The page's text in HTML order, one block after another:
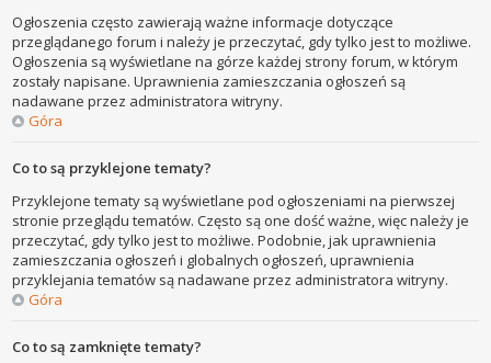
Ogłoszenia często zawierają ważne informacje dotyczące
przeglądanego forum i należy je przeczytać, gdy tylko jest to możliwe.
Ogłoszenia są wyświetlane na górze każdej strony forum, w którym
zostały napisane. Uprawnienia zamieszczania ogłoszeń są
nadawane przez administratora witryny.
Góra
Co to są przyklejone tematy?
Przyklejone tematy są wyświetlane pod ogłoszeniami na pierwszej
stronie przeglądu tematów. Często są one dość ważne, więc należy je
przeczytać, gdy tylko jest to możliwe. Podobnie, jak uprawnienia
zamieszczania ogłoszeń i globalnych ogłoszeń, uprawnienia
przyklejania tematów są nadawane przez administratora witryny.
Góra
Co to są zamknięte tematy?